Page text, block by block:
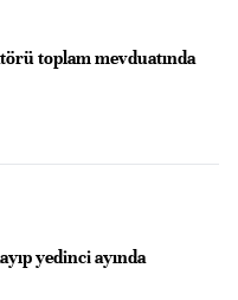
toplam mevduatında
yedinci ayında